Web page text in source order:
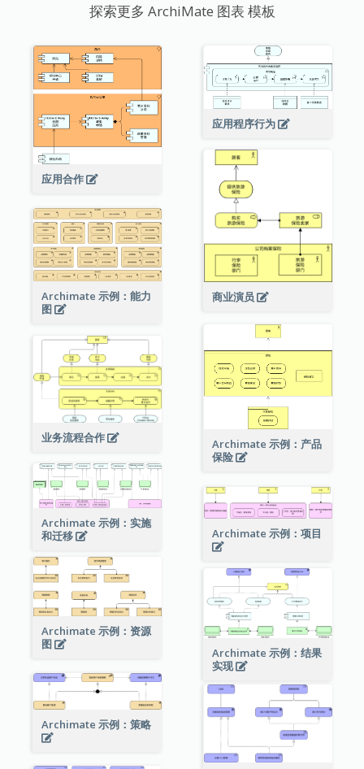
探索更多 ArchiMate 图表 模板
应用合作
应用程序行为
商业演员
Archimate 示例：能力
图
Archimate 示例：产品
保险
业务流程合作
Archimate 示例：实施
和迁移
Archimate 示例：项目
Archimate 示例：资源
图
Archimate 示例：结果
实现
Archimate 示例：策略